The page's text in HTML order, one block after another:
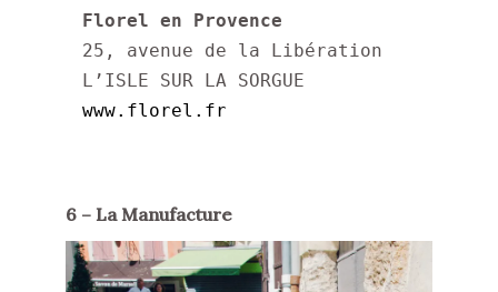
Florel en Provence
25, avenue de la Libération
www.florel.fr
6 – La Manufacture